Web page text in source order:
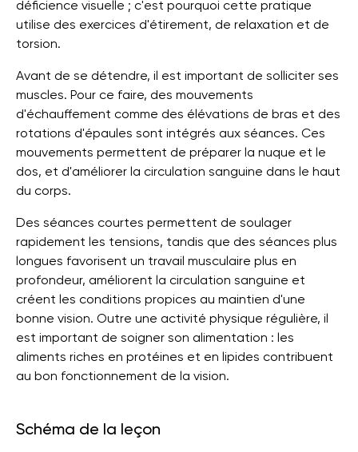
déficience visuelle ; c'est pourquoi cette pratique
utilise des exercices d'étirement, de relaxation et de
torsion.
Avant de se détendre, il est important de solliciter ses
muscles. Pour ce faire, des mouvements
d'échauffement comme des élévations de bras et des
rotations d'épaules sont intégrés aux séances. Ces
mouvements permettent de préparer la nuque et le
dos, et d'améliorer la circulation sanguine dans le haut
du corps.
Des séances courtes permettent de soulager
rapidement les tensions, tandis que des séances plus
longues favorisent un travail musculaire plus en
profondeur, améliorent la circulation sanguine et
créent les conditions propices au maintien d'une
bonne vision. Outre une activité physique régulière, il
est important de soigner son alimentation : les
aliments riches en protéines et en lipides contribuent
au bon fonctionnement de la vision.
Schéma de la leçon